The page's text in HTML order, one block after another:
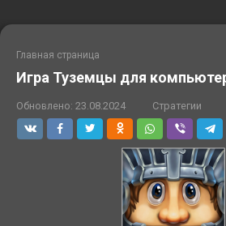
Главная страница
Игра Туземцы для
Обновлено: 23.08.2024 Стратегии